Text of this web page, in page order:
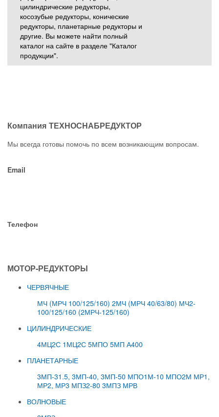
цилиндрические редукторы,
косозубые редукторы, конические
редукторы, планетарные редукторы и
другие. Вы можете найти полный
каталог на сайте в разделе "Каталог
продукции".
Компания ТЕХНОСНАБРЕДУКТОР
Мы всегда готовы помочь по всем возникающим вопросам.
Email
Телефон
МОТОР-РЕДУКТОРЫ
ЧЕРВЯЧНЫЕ
МЧ (МРЧ 100/125/160) 2МЧ (МРЧ 40/63/80) МЧ2-
100/125/160 (2МРЧ-125/160)
ЦИЛИНДРИЧЕСКИЕ
4МЦ2С 1МЦ2С 5МПО 5МП А400
ПЛАНЕТАРНЫЕ
3МП-31.5, 3МП-40, 3МП-50 МПО1М-10 МПО2М МР1,
МР2, МР3 МПЗ2-80 3МПЗ МРВ
ВОЛНОВЫЕ